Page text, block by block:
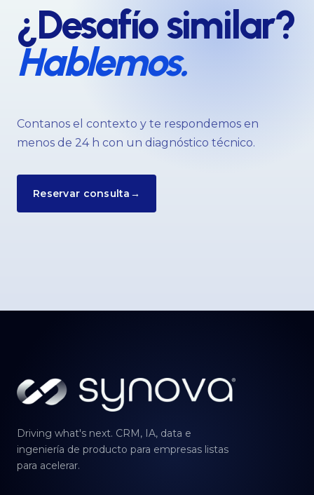
¿Desafío similar?
Hablemos.
Contanos el contexto y te respondemos en
menos de 24 h con un diagnóstico técnico.
Reservar consulta →
Driving what's next. CRM, IA, data e
ingeniería de producto para empresas listas
para acelerar.